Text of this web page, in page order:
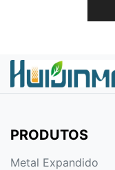
PRODUTOS
Metal Expandido